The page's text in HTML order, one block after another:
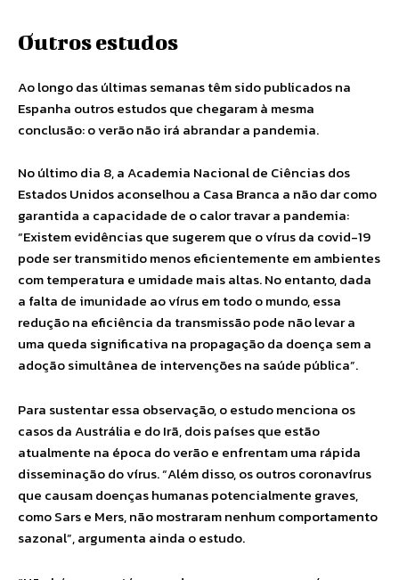
Outros estudos
Ao longo das últimas semanas têm sido publicados na
Espanha outros estudos que chegaram à mesma
conclusão: o verão não irá abrandar a pandemia.
No último dia 8, a Academia Nacional de Ciências dos
Estados Unidos aconselhou a Casa Branca a não dar como
garantida a capacidade de o calor travar a pandemia:
“Existem evidências que sugerem que o vírus da covid-19
pode ser transmitido menos eficientemente em ambientes
com temperatura e umidade mais altas. No entanto, dada
a falta de imunidade ao vírus em todo o mundo, essa
redução na eficiência da transmissão pode não levar a
uma queda significativa na propagação da doença sem a
adoção simultânea de intervenções na saúde pública”.
Para sustentar essa observação, o estudo menciona os
casos da Austrália e do Irã, dois países que estão
atualmente na época do verão e enfrentam uma rápida
disseminação do vírus. “Além disso, os outros coronavírus
que causam doenças humanas potencialmente graves,
como Sars e Mers, não mostraram nenhum comportamento
sazonal”, argumenta ainda o estudo.